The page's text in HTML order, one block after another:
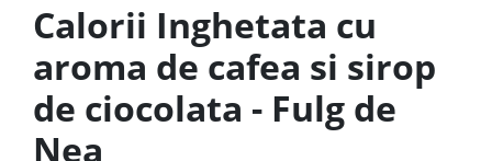
Calorii Inghetata cu
aroma de cafea si sirop
de ciocolata - Fulg de
Nea